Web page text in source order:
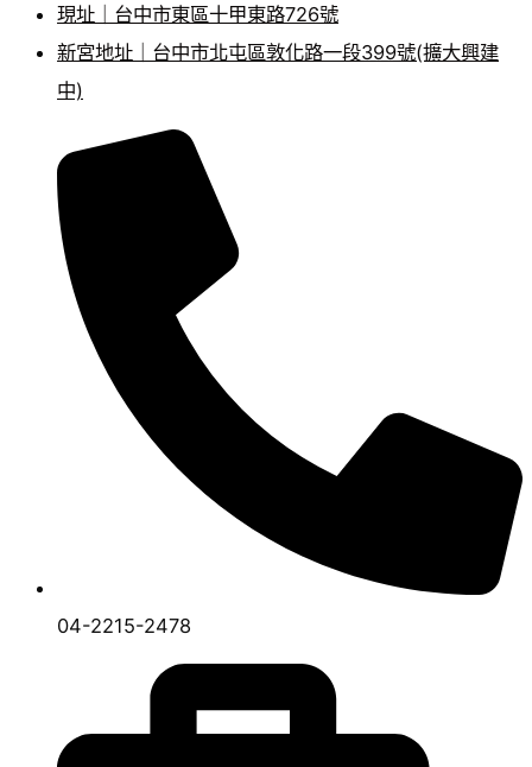
現址｜台中市東區十甲東路726號
新宮地址｜台中市北屯區敦化路一段399號(擴大興建
中)
04-2215-2478